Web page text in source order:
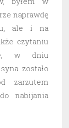
naprawdę
ale i na
czytaniu
w dniu
zostało
zarzutem
nabijania